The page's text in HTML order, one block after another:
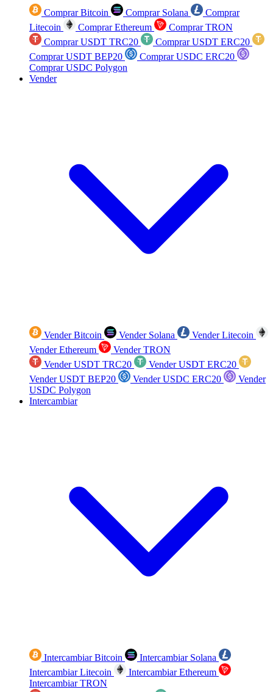
Comprar Bitcoin Comprar Solana
Comprar
Litecoin
Comprar Ethereum
Comprar TRON
Comprar USDT TRC20
Comprar USDT ERC20
Comprar USDT BEP20
Comprar USDC ERC20
Comprar USDC Polygon
Vender
Vender Bitcoin Vender Solana
Vender Litecoin
Vender Ethereum
Vender TRON
Vender USDT TRC20
Vender USDT ERC20
Vender USDT BEP20
Vender USDC ERC20
Vender
USDC Polygon
Intercambiar
Intercambiar Bitcoin
Intercambiar Solana
Intercambiar Litecoin
Intercambiar Ethereum
Intercambiar TRON